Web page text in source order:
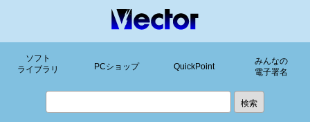
ソフト
ライブラリ
PCショップ QuickPoint
みんなの
電子署名